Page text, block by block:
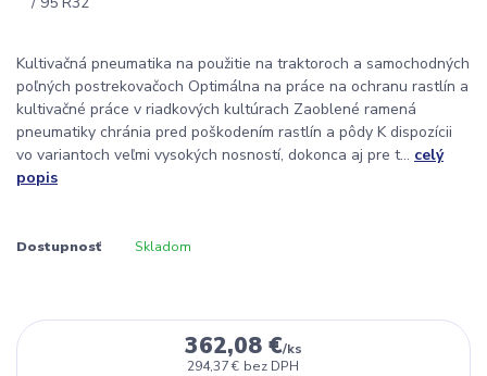
Kultivačná pneumatika na použitie na traktoroch a samochodných
poľných postrekovačoch Optimálna na práce na ochranu rastlín a
kultivačné práce v riadkových kultúrach Zaoblené ramená
pneumatiky chránia pred poškodením rastlín a pôdy K dispozícii
vo variantoch veľmi vysokých nosností, dokonca aj pre t... celý
popis
Dostupnosť Skladom
362,08 €/ks
294,37 € bez DPH